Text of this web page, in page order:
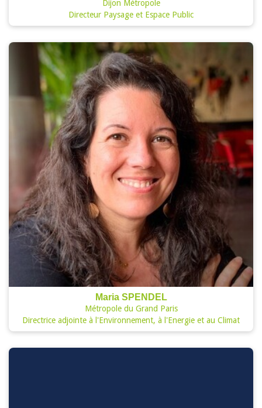
Dijon Métropole
Directeur Paysage et Espace Public
Maria SPENDEL
Métropole du Grand Paris
Directrice adjointe à l'Environnement, à l'Energie et au Climat